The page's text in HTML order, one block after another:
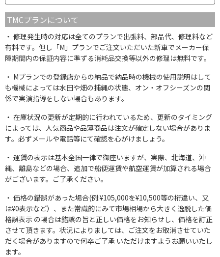
TMCプランについて
修理発生時の対応は全てのプランで出張料、部品代、修理料など
有料です。但し「M」プランでご注文いただいた新車でメーカー保
障期間内の保証内容に準ずる消耗品交換等以外の修理は無料です。
Mプランでの登録店からの納品で納品時の機械の使用説明はして
も機械によっては水田や畑の捕縄の状態、オン・オフシーズンの関
係で実演指導をしない場合もあります。
在庫状況の更新が定期的に行われているため、更新のタイミング
によっては、人気商品や品薄商品は注文が確定しない場合がありま
す。必ずメールや電話等にて確認を心がけましょう。
運賃の表示は基本全国一律で御座いますが、実際、北海道、沖
縄、離島などの場合、追加で船便運賃や航空運賃が加算される場合
がございます。ご了承ください。
価格の錯誤があった場合(例:¥105,000を¥10,500等の桁違い、又
は¥0表示など）、また常識的にみて市場相場から大きく逸脱した価
格誤表示 の場合は錯誤の旨と正しい価格をお知らせし、価格を訂正
させて頂きます。状況によりましては、ご注文をお取消させていた
だく場合がありますので何卒ご了承 いただけますようお願いいたし
ます。